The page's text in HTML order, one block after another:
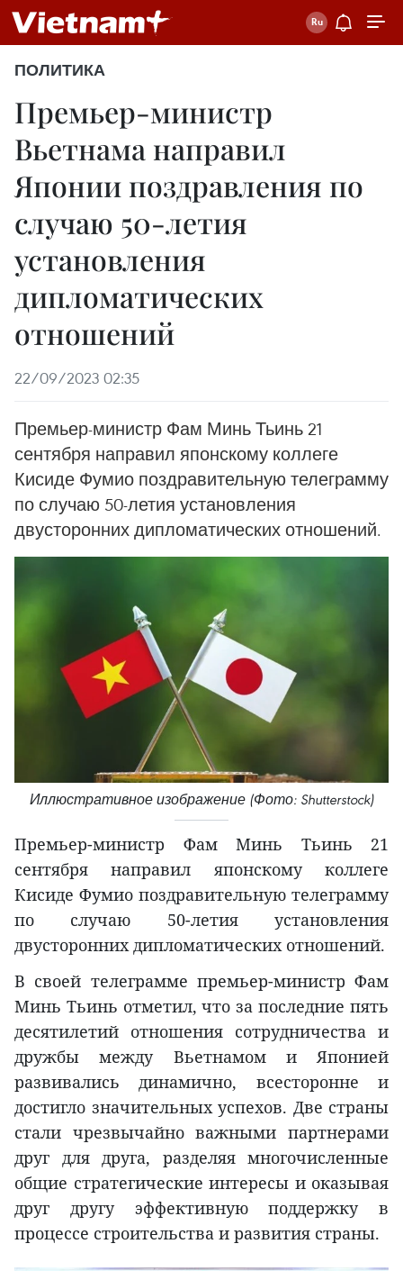
ПОЛИТИКА
Премьер-министр
Вьетнама направил
Японии поздравления по
случаю 50-летия
установления
дипломатических
отношений
22/09/2023 02:35
Премьер-министр Фам Минь Тьинь 21
сентября направил японскому коллеге
Кисиде Фумио поздравительную телеграмму
по случаю 50-летия установления
двусторонних дипломатических отношений.
Иллюстративное изображение (Фото: Shutterstock)
Премьер-министр Фам Минь Тьинь 21
сентября направил японскому коллеге
Кисиде Фумио поздравительную телеграмму
по случаю 50-летия установления
двусторонних дипломатических отношений.
В своей телеграмме премьер-министр Фам
Минь Тьинь отметил, что за последние пять
десятилетий отношения сотрудничества и
дружбы между Вьетнамом и Японией
развивались динамично, всесторонне и
достигло значительных успехов. Две страны
стали чрезвычайно важными партнерами
друг для друга, разделяя многочисленные
общие стратегические интересы и оказывая
друг другу эффективную поддержку в
процессе строительства и развития страны.